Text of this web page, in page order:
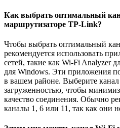
Как выбрать оптимальный
маршрутизаторе TP-Link?
Чтобы выбрать оптимальный
рекомендуется использовать
сетей, такие как Wi-Fi Analyzer
для Windows. Эти приложения
в вашем районе. Выберите
загруженностью, чтобы
качество соединения. Обычно
каналы 1, 6 или 11, так как они